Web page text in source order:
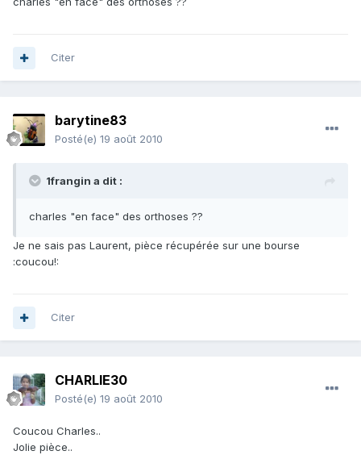
Citer
barytine83
Posté(e) 19 août 2010
1frangin a dit :
charles "en face" des orthoses ??
Je ne sais pas Laurent, pièce récupérée sur une bourse
:coucou!:
Citer
CHARLIE30
Posté(e) 19 août 2010
Coucou Charles..
Jolie pièce..